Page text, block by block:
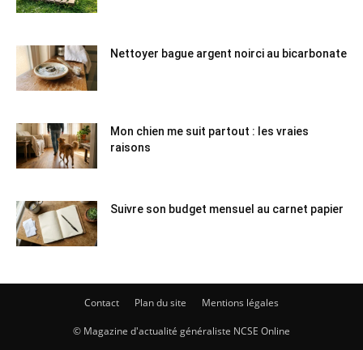
Nettoyer bague argent noirci au bicarbonate
Mon chien me suit partout : les vraies
raisons
Suivre son budget mensuel au carnet papier
Contact Plan du site Mentions légales
© Magazine d'actualité généraliste NCSE Online